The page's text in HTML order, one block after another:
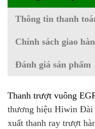
Thông tin thanh
Chính sách giao
Đánh giá sản phẩm
Thanh trượt vuông
thương hiệu Hiwin Đài
xuất thanh ray trượt